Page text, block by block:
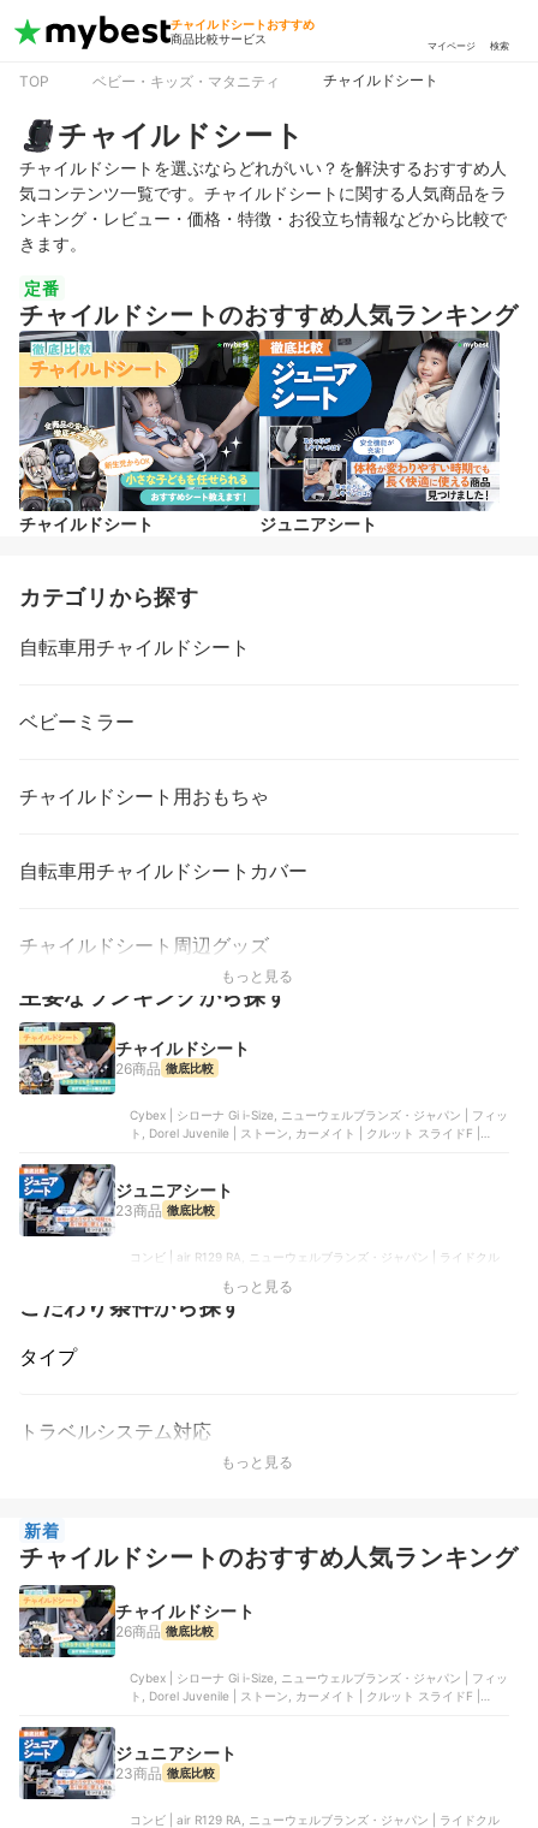
チャイルドシートおすすめ
商品比較サービス
マイページ 検索
TOP ベビー・キッズ・マタニティ チャイルドシート
チャイルドシート
チャイルドシートを選ぶならどれがいい？を解決するおすすめ人
気コンテンツ一覧です。チャイルドシートに関する人気商品をラ
ンキング・レビュー・価格・特徴・お役立ち情報などから比較で
きます。
定番
チャイルドシートのおすすめ人気ランキング
チャイルドシート ジュニアシート
カテゴリから探す
自転車用チャイルドシート
ベビーミラー
チャイルドシート用おもちゃ
自転車用チャイルドシートカバー
チャイルドシート周辺グッズ
もっと見る
主要なランキングから探す
チャイルドシート
26商品 徹底比較
Cybex | シローナ Gi i-Size, ニューウェルブランズ・ジャパン | フィッ
ト, Dorel Juvenile | ストーン, カーメイト | クルット スライドF |
ジュニアシート
23商品 徹底比較
コンビ | air R129 RA, ニューウェルブランズ・ジャパン | ライドクル
ISOFIX, コンビ | ジョイトリップ アドバンス for Kids air R129 YA,
Dorel Netherlands | RodiFix Pro2 i-Size
もっと見る
こだわり条件から探す
タイプ
トラベルシステム対応
もっと見る
新着
チャイルドシートのおすすめ人気ランキング
チャイルドシート
26商品 徹底比較
Cybex | シローナ Gi i-Size, ニューウェルブランズ・ジャパン | フィッ
ト, Dorel Juvenile | ストーン, カーメイト | クルット スライドF |
ジュニアシート
23商品 徹底比較
コンビ | air R129 RA, ニューウェルブランズ・ジャパン | ライドクル